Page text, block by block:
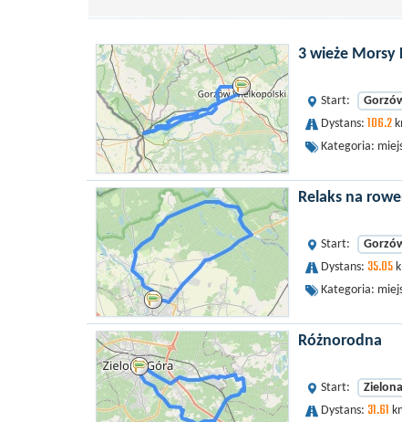
3 wieże Morsy
Start:
Dystans: 106.2
Kategoria:
Relaks na
Start:
Dystans: 35.05
Kategoria:
Różnorodna
Start:
Dystans: 31.61